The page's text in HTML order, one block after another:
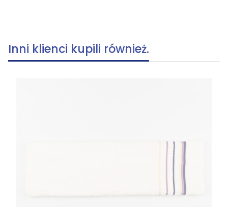
Inni klienci kupili również.